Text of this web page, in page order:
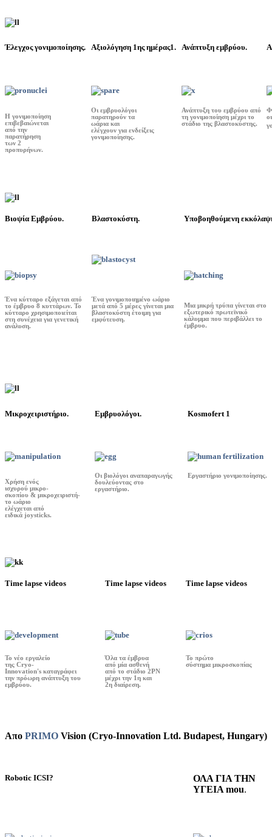
Έλεγχος γονιμοποίησης. Αξιολόγηση 1ης ημέρας1. Ανάπτυξη εμβρύου.
Η γονιμοποίηση
επιβεβαιώνεται
από την
παρατήρηση
των 2
προπυρήνων.
Οι εμβρυολόγοι
παρατηρούν τα
ωάρια και
ελέγχουν για ενδείξεις
γονιμοποίησης.
Ανάπτυξη του εμβρύου από
τη γονιμοποίηση μέχρι το
στάδιο της βλαστοκύστης.
Βιοψία Εμβρύου. Βλαστοκύστη. Υποβοηθούμενη
Ένα κύτταρο εξάγεται από
το έμβρυο 8 κυττάρων. Το
κύτταρο χρησιμοποιείται
στη συνέχεια για γενετική
ανάλυση.
Ένα γονιμοποιημένο ωάριο
μετά από 5 μέρες γίνεται μια
βλαστοκύστη έτοιμη για
εμφύτευση.
Μια μικρή τρύπα γίνεται στο
εξωτερικό πρωτεϊνικό
κάλυμμα που περιβάλλει το
έμβρυο.
Μικροχειριστήριο. Εμβρυολόγοι. Kosmofert 1
Χρήση ενός
ισχυρού μικρο-
σκοπίου & μικροχειριστή-
το ωάριο
ελέγχεται από
ειδικά joysticks.
Οι βιολόγοι αναπαραγωγής
δουλεύοντας στο
εργαστήριο.
Εργαστήριο γονιμοποίησης.
Time lapse videos Time lapse videos Time lapse videos
Το νέο εργαλείο
της Cryo-
Innovation's καταγράφει
την πρόωρη ανάπτυξη του
εμβρύου.
Όλα τα έμβρυα
από μία ασθενή
από το στάδιο 2PN
μέχρι την 1η και
2η διαίρεση.
Το πρώτο
σύστημα μικροσκοπίας
Απο PRIMO Vision (Cryo-Innovation Ltd. Budapest, Hungary)
Robotic ICSI?
ΟΛΑ ΓΙΑ ΤΗΝ
ΥΓΕΙΑ mou.